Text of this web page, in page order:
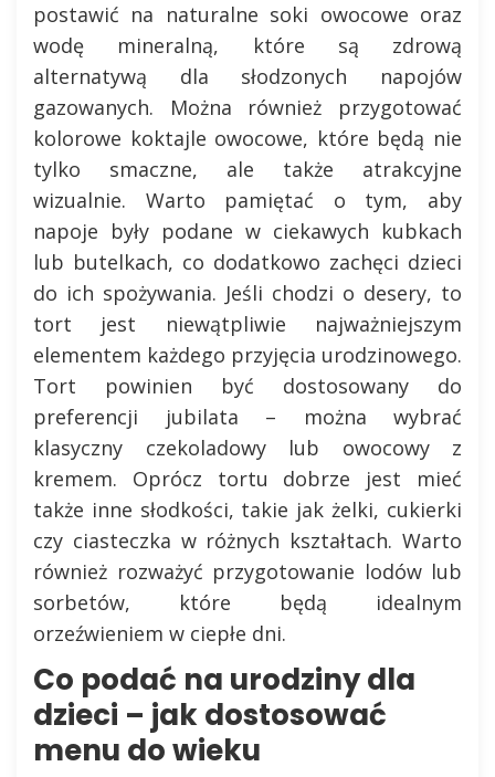
postawić na naturalne soki owocowe oraz
wodę mineralną, które są zdrową
alternatywą dla słodzonych napojów
gazowanych. Można również przygotować
kolorowe koktajle owocowe, które będą nie
tylko smaczne, ale także atrakcyjne
wizualnie. Warto pamiętać o tym, aby
napoje były podane w ciekawych kubkach
lub butelkach, co dodatkowo zachęci dzieci
do ich spożywania. Jeśli chodzi o desery, to
tort jest niewątpliwie najważniejszym
elementem każdego przyjęcia urodzinowego.
Tort powinien być dostosowany do
preferencji jubilata – można wybrać
klasyczny czekoladowy lub owocowy z
kremem. Oprócz tortu dobrze jest mieć
także inne słodkości, takie jak żelki, cukierki
czy ciasteczka w różnych kształtach. Warto
również rozważyć przygotowanie lodów lub
sorbetów, które będą idealnym
orzeźwieniem w ciepłe dni.
Co podać na urodziny dla
dzieci – jak dostosować
menu do wieku